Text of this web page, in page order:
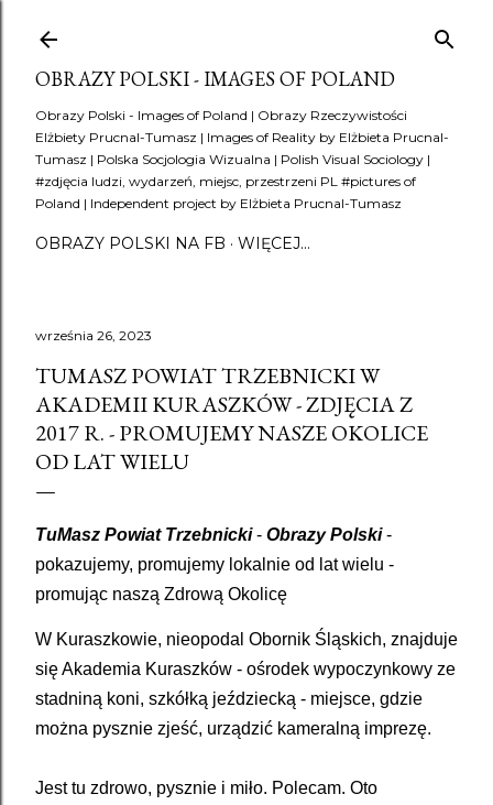
OBRAZY POLSKI - IMAGES OF POLAND
Obrazy Polski - Images of Poland | Obrazy Rzeczywistości
Elżbiety Prucnal-Tumasz | Images of Reality by Elżbieta Prucnal-
Tumasz | Polska Socjologia Wizualna | Polish Visual Sociology |
#zdjęcia ludzi, wydarzeń, miejsc, przestrzeni PL #pictures of
Poland | Independent project by Elżbieta Prucnal-Tumasz
OBRAZY POLSKI NA FB WIĘCEJ…
września 26, 2023
TUMASZ POWIAT TRZEBNICKI W
AKADEMII KURASZKÓW - ZDJĘCIA Z
2017 R. - PROMUJEMY NASZE OKOLICE
OD LAT WIELU
TuMasz Powiat Trzebnicki- Obrazy Polski-
pokazujemy, promujemy lokalnie od lat wielu -
promując naszą Zdrową Okolicę
W Kuraszkowie, nieopodal Obornik Śląskich, znajduje
się Akademia Kuraszków - ośrodek wypoczynkowy ze
stadniną koni, szkółką jeździecką - miejsce, gdzie
można pysznie zjeść, urządzić kameralną imprezę.
Jest tu zdrowo, pysznie i miło. Polecam. Oto